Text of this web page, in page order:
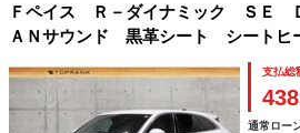
Ｆペイス Ｒ－ダイナミック ＳＥ
ＡＮサウンド 黒革シート シート
ーカメラ パークアシスト １９イン
ター 地デジチューナー ＬＥＤヘッ
デル 車検Ｒ１０．１
支払総
通常ロー